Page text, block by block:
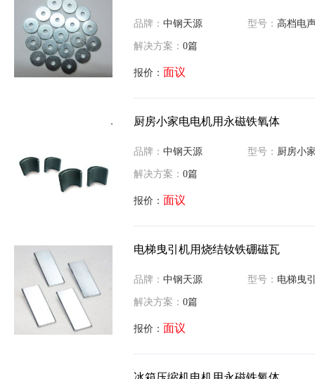
品牌： 中钢天源 型号： 高档电声用
解决方案： 0篇
报价： 面议
厨房小家电电机用永磁铁氧体
品牌： 中钢天源 型号： 厨房小家电电
解决方案： 0篇
报价： 面议
电梯曳引机用烧结钕铁硼磁瓦
品牌： 中钢天源 型号： 电梯曳引机用
解决方案： 0篇
报价： 面议